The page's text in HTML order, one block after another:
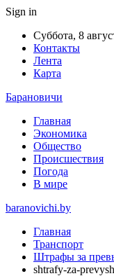
Sign in
Суббота, 8
Контакты
Лента
Карта
Барановичи
Главная
Экономика
Общество
Происшествия
Погода
В мире
baranovichi.by
Главная
Транспорт
Штрафы за
shtrafy-za-